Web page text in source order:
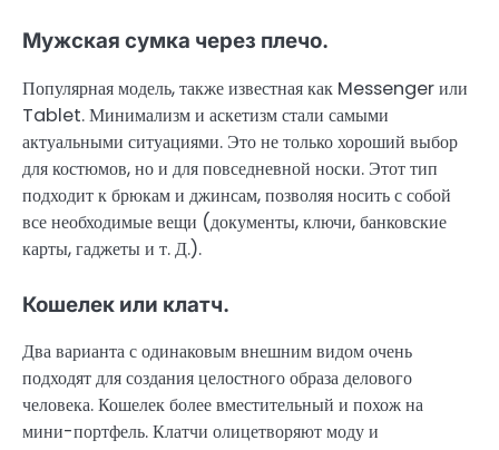
Мужская сумка через плечо.
Популярная модель, также известная как Messenger или
Tablet. Минимализм и аскетизм стали самыми
актуальными ситуациями. Это не только хороший выбор
для костюмов, но и для повседневной носки. Этот тип
подходит к брюкам и джинсам, позволяя носить с собой
все необходимые вещи (документы, ключи, банковские
карты, гаджеты и т. Д.).
Кошелек или клатч.
Два варианта с одинаковым внешним видом очень
подходят для создания целостного образа делового
человека. Кошелек более вместительный и похож на
мини-портфель. Клатчи олицетворяют моду и